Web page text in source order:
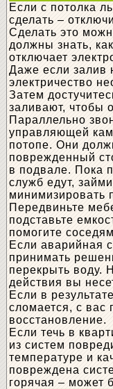
Если с потолка
сделать –
Сделать это
должны знать,
отключает
Даже если залив
электричество
Затем
заливают, чтобы
Параллельно
управляющей
потопе. Они
поврежденный
в подвале. Пока
служб едут,
минимизировать
Передвиньте
подставьте
помогите
Если аварийная
принимать
перекрыть воду.
действия вы
Если в
сломается, с вас
восстановление.
Если течь в
из систем
температуре и
повреждена
горячая – может